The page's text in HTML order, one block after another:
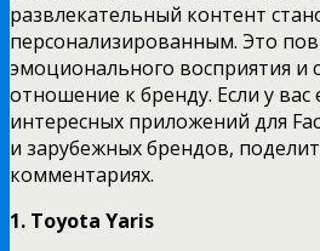
развлекательный контент
персонализированным. Это
эмоционального восприятия и
отношение к бренду. Если у
интересных приложений для
и зарубежных брендов,
комментариях.
1. Toyota Yaris